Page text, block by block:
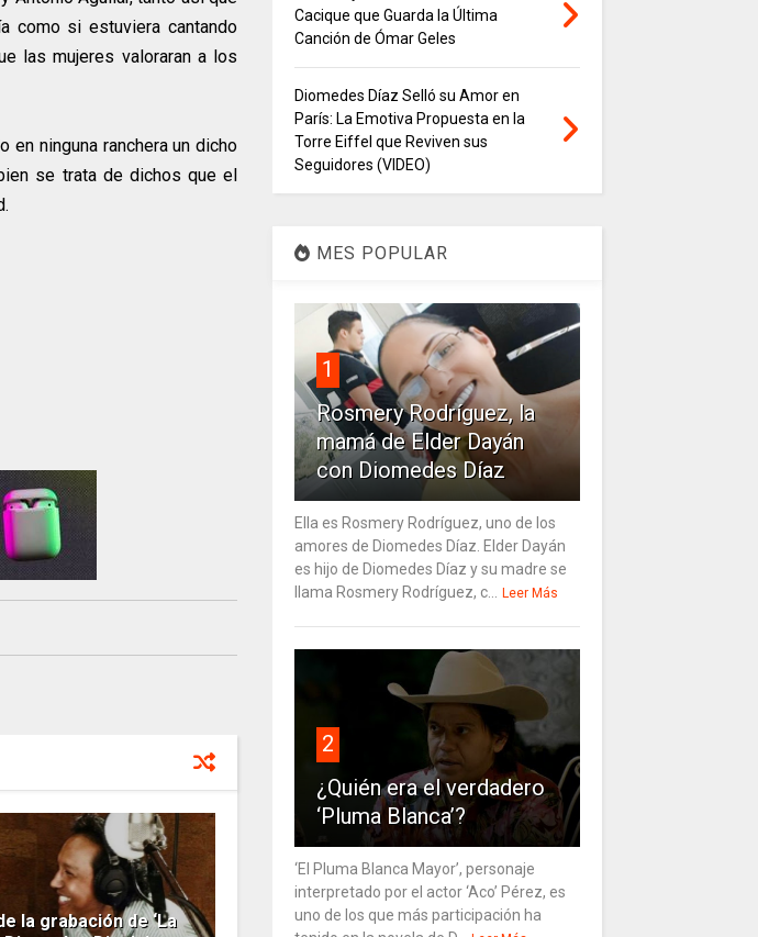
como si estuviera cantando
las mujeres valoraran a los
en ninguna ranchera un dicho
se trata de dichos que el
la grabación de ‘La
Cacique que Guarda la Última
Canción de Ómar Geles
Diomedes Díaz Selló su Amor en
París: La Emotiva Propuesta en la
Torre Eiffel que Reviven sus
Seguidores (VIDEO)
MES POPULAR
1
Rosmery Rodríguez, la
mamá de Elder Dayán
con Diomedes Díaz
Ella es Rosmery Rodríguez, uno de los
amores de Diomedes Díaz. Elder Dayán
es hijo de Diomedes Díaz y su madre se
llama Rosmery Rodríguez, c... Leer Más
2
¿Quién era el verdadero
‘Pluma Blanca’?
‘El Pluma Blanca Mayor’, personaje
interpretado por el actor ‘Aco’ Pérez, es
uno de los que más participación ha